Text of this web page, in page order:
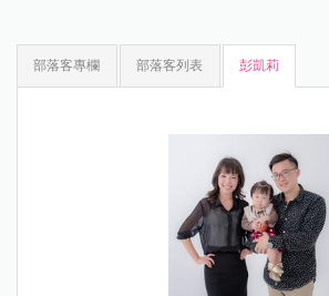
部落客專欄 部落客列表 彭凱莉